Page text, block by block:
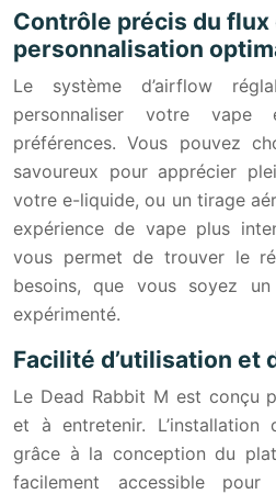
Contrôle précis du flux
personnalisation
Le système d’airflow
personnaliser votre
préférences. Vous pouvez
savoureux pour apprécier
votre e-liquide, ou un tirage
expérience de vape plus
vous permet de trouver le
besoins, que vous soyez
expérimenté.
Facilité d’utilisation et
Le Dead Rabbit M est conçu
et à entretenir.
grâce à la conception du
facilement accessible